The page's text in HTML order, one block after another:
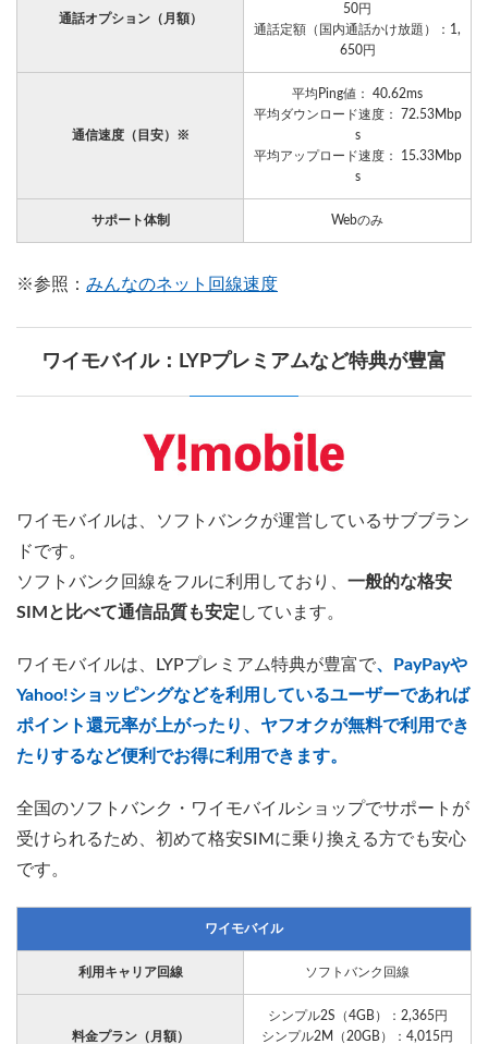
通話オプション（月額）
50円
通話定額（国内通話かけ放題）：1,
650円
通信速度（目安）※
平均Ping値： 40.62ms
平均ダウンロード速度： 72.53Mbp
s
平均アップロード速度： 15.33Mbp
s
サポート体制 Webのみ
※参照： みんなのネット回線速度
ワイモバイル：LYPプレミアムなど特典が豊富
ワイモバイルは、ソフトバンクが運営しているサブブラン
ドです。
ソフトバンク回線をフルに利用しており、 一般的な格安
SIMと比べて通信品質も安定 しています。
ワイモバイルは、LYPプレミアム特典が豊富で、PayPayや
Yahoo!ショッピングなどを利用しているユーザーであれば
ポイント還元率が上がったり、ヤフオクが無料で利用でき
たりするなど便利でお得に利用できます。
全国のソフトバンク・ワイモバイルショップでサポートが
受けられるため、初めて格安SIMに乗り換える方でも安心
です。
ワイモバイル
利用キャリア回線 ソフトバンク回線
料金プラン（月額）
シンプル2S（4GB）：2,365円
シンプル2M（20GB）：4,015円